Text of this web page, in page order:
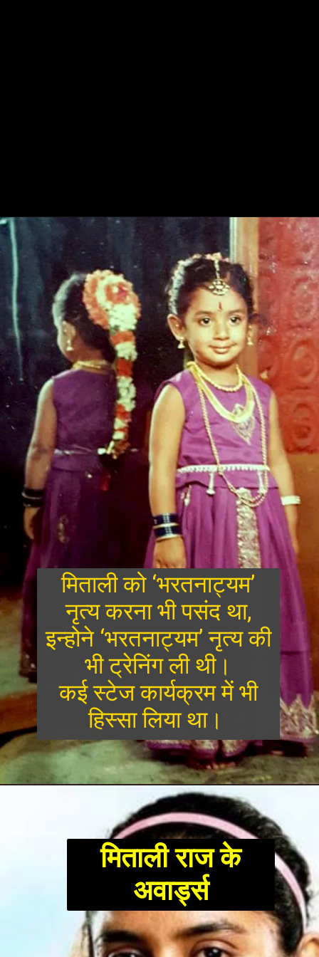
मिताली राज के पिता जी का
नाम
मिताली को ‘भरतनाट्यम’
नृत्य करना भी पसंद था,
इन्होने ‘भरतनाट्यम’ नृत्य की
भी ट्रेनिंग ली थी।
कई स्टेज कार्यक्रम में भी
हिस्सा लिया था।
मिताली राज के
अवार्ड्स